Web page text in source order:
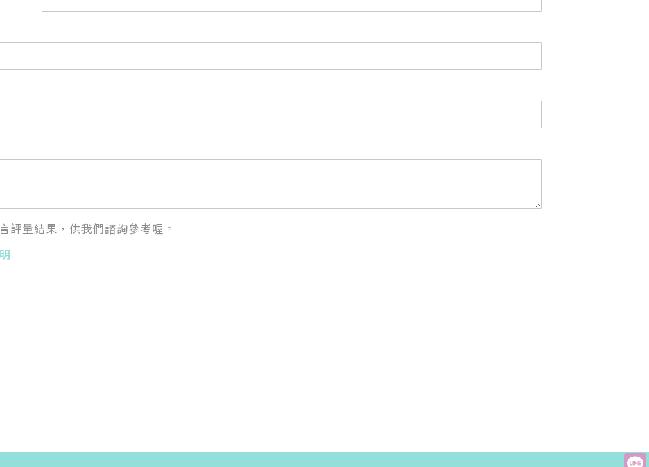
評量結果，供我們諮詢參考喔。
戶名: 社團法人台灣自律神經健康培訓暨發展協會